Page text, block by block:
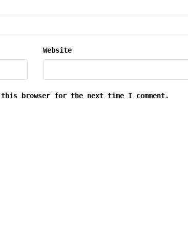
Website
this browser for the next time I comment.